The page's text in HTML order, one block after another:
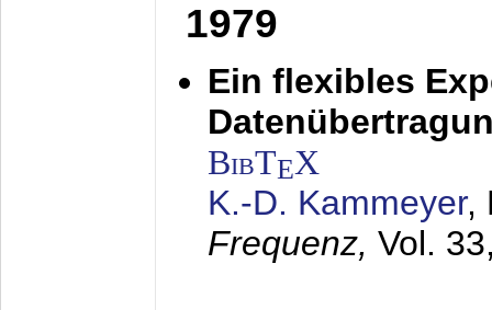
1979
Ein flexibles
BibTEX
K.-D. Kammeyer,
Frequenz, Vol.